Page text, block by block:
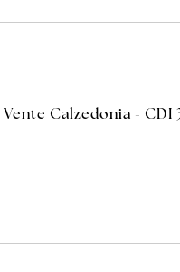
Calzedonia - CDI